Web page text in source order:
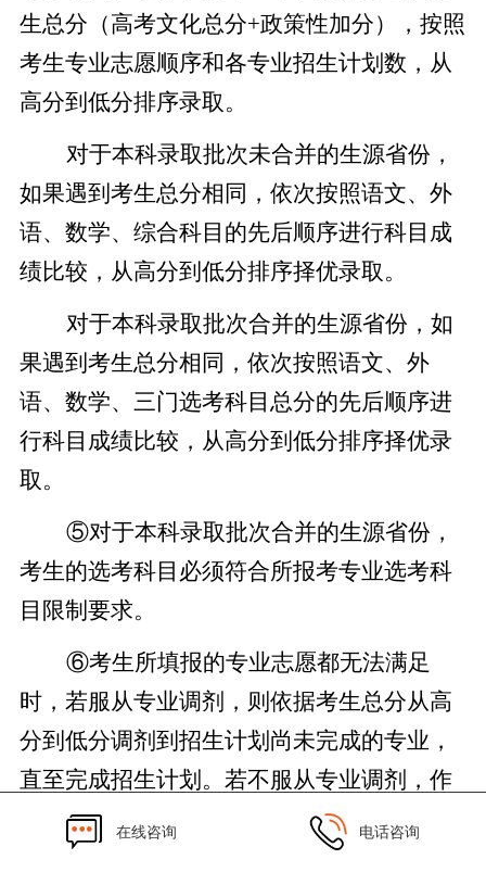
生总分（高考文化总分+政策性加分），按照
考生专业志愿顺序和各专业招生计划数，从
高分到低分排序录取。
对于本科录取批次未合并的生源省份，
如果遇到考生总分相同，依次按照语文、外
语、数学、综合科目的先后顺序进行科目成
绩比较，从高分到低分排序择优录取。
对于本科录取批次合并的生源省份，如
果遇到考生总分相同，依次按照语文、外
语、数学、三门选考科目总分的先后顺序进
行科目成绩比较，从高分到低分排序择优录
取。
⑤对于本科录取批次合并的生源省份，
考生的选考科目必须符合所报考专业选考科
目限制要求。
⑥考生所填报的专业志愿都无法满足
时，若服从专业调剂，则依据考生总分从高
分到低分调剂到招生计划尚未完成的专业，
直至完成招生计划。若不服从专业调剂，作
退档处理。
在线咨询 电话咨询